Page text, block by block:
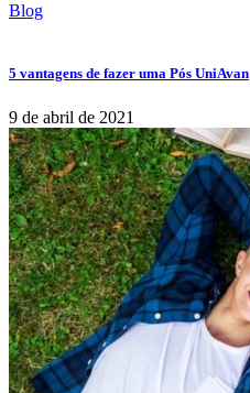
Blog
5 vantagens de fazer uma Pós UniAvan
9 de abril de 2021